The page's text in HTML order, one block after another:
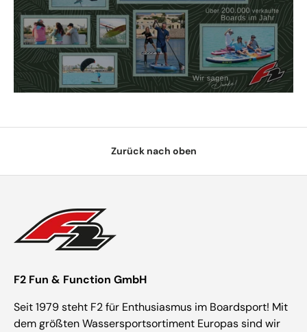
Zurück nach oben
F2 Fun & Function GmbH
Seit 1979 steht F2 für Enthusiasmus im Boardsport! Mit
dem größten Wassersportsortiment Europas sind wir